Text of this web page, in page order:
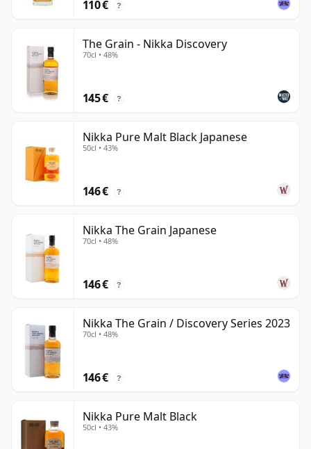
110 € ?
The Grain - Nikka Discovery
70cl • 48%
145 € ?
Nikka Pure Malt Black Japanese
50cl • 43%
146 € ?
Nikka The Grain Japanese
70cl • 48%
146 € ?
Nikka The Grain / Discovery Series 2023
70cl • 48%
146 € ?
Nikka Pure Malt Black
50cl • 43%